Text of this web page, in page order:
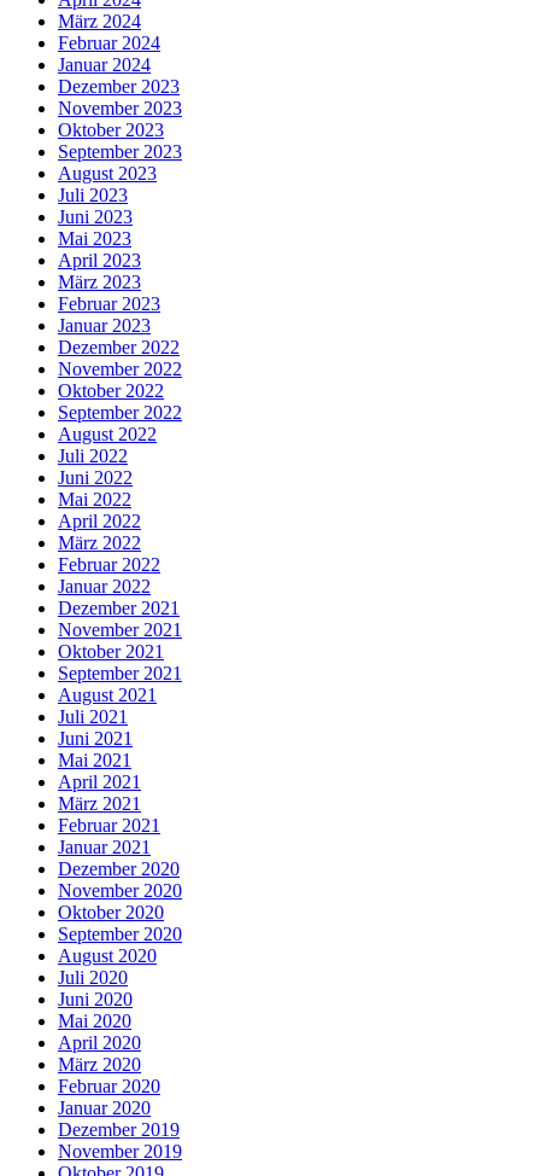
März 2024
Februar 2024
Januar 2024
Dezember 2023
November 2023
Oktober 2023
September 2023
August 2023
Juli 2023
Juni 2023
Mai 2023
April 2023
März 2023
Februar 2023
Januar 2023
Dezember 2022
November 2022
Oktober 2022
September 2022
August 2022
Juli 2022
Juni 2022
Mai 2022
April 2022
März 2022
Februar 2022
Januar 2022
Dezember 2021
November 2021
Oktober 2021
September 2021
August 2021
Juli 2021
Juni 2021
Mai 2021
April 2021
März 2021
Februar 2021
Januar 2021
Dezember 2020
November 2020
Oktober 2020
September 2020
August 2020
Juli 2020
Juni 2020
Mai 2020
April 2020
März 2020
Februar 2020
Januar 2020
Dezember 2019
November 2019